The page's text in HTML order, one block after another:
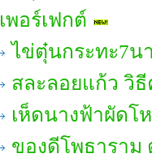
เพอร์เฟกต์
ไข่ตุ๋นกระทะ7น
สละลอยแก้ว วิ
เห็ดนางฟ้าผัดโ
ของดีโพธาราม